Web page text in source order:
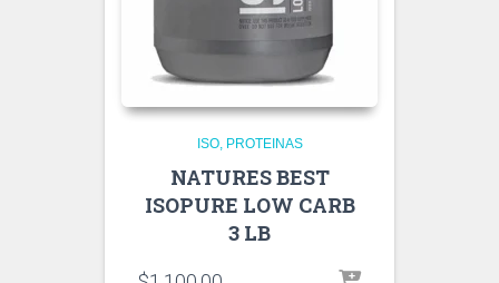
ISO PROTEINAS
NATURES BEST
ISOPURE LOW CARB
3 LB